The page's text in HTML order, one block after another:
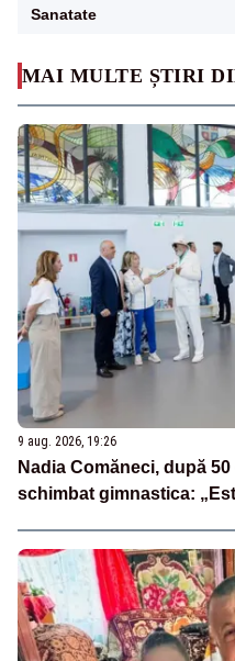
MAI MULTE ȘTIRI
9 aug. 2026, 19:26
Nadia Comăneci, după
schimbat gimnastica:
Sanatate